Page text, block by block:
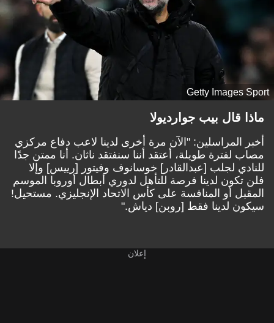
Getty Images Sport
ماذا قال بيب جوارديولا
أخبر المراسلين: "الآن مرة أخرى لدينا لاعب دفاع مركزي
مصاب لفترة طويلة، أعتقد أننا سنفتقد ناثان. أنا ممتن جدًا
للنادي لجلب [عبدالقادر] خوسانوف وفيتور [رييس] وإلا
فلن تكون لدينا فرصة للتأهل لدوري أبطال أوروبا الموسم
المقبل أو المنافسة على كأس الاتحاد الإنجليزي. مستحيل!
سيكون لدينا فقط [روبن] دياش."